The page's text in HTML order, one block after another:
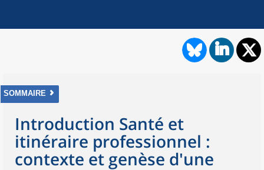
SOMMAIRE
Introduction Santé et
itinéraire professionnel :
contexte et genèse d'une